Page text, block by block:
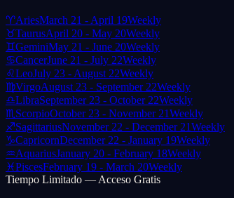
♈AriesMarch 21 - April 19Weekly
♉TaurusApril 20 - May 20Weekly
♊GeminiMay 21 - June 20Weekly
♋CancerJune 21 - July 22Weekly
♌LeoJuly 23 - August 22Weekly
♍VirgoAugust 23 - September 22Weekly
♎LibraSeptember 23 - October 22Weekly
♏ ScorpioOctober 23 - November 21Weekly
♐SagittariusNovember 22 - December 21Weekly
♑CapricornDecember 22 - January 19Weekly
♒AquariusJanuary 20 - February 18Weekly
♓PiscesFebruary 19 - March 20Weekly
Tiempo Limitado — Acceso Gratis